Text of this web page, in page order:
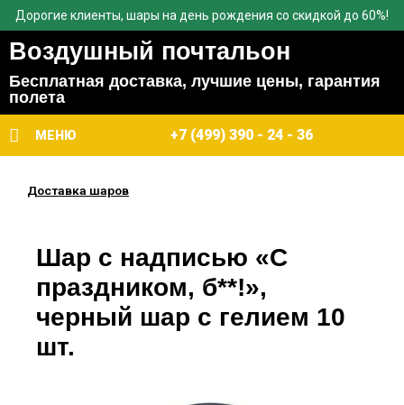
Дорогие клиенты, шары на день рождения со скидкой до 60%!
Воздушный почтальон
Бесплатная доставка, лучшие цены, гарантия
полета
МЕНЮ +7 (499) 390 - 24 - 36
Доставка шаров
Шар с надписью «С
праздником, б**!»,
черный шар с гелием 10
шт.